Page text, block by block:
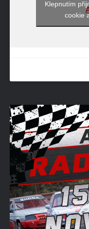
Klepnutím
cookie